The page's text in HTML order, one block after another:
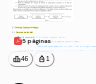
5 páginas
leaderboard46 personal_bag 1